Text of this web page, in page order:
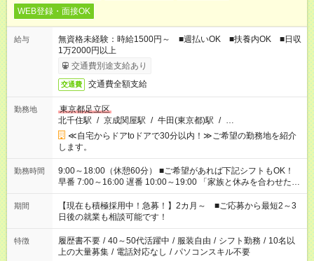
WEB登録・面接OK
給与
無資格未経験：時給1500円～ ■週払いOK ■扶養内OK ■日収
1万2000円以上
交通費別途支給あり
交通費 交通費全額支給
勤務地
東京都足立区
北千住駅 / 京成関屋駅 / 牛田(東京都)駅 / …
≪自宅からドアtoドアで30分以内！≫ご希望の勤務地を紹介
します。
勤務時間
9:00～18:00（休憩60分） ■ご希望があれば下記シフトもOK！
早番 7:00～16:00 遅番 10:00～19:00 「家族と休みを合わせた
い」 「余裕を持って夕飯の準備がしたい」 「できれば残業はし
たくない」 など、ご希望を教えてくださいね。 ※Wワーク希望
の方へ 今ご覧のお仕事で希望する勤務時間と、もう1つのお仕事
の勤務時間。 合計で週40時間を超える場合は応募できません。
期間
【現在も積極採用中！急募！】2カ月～ ■ご応募から最短2～3
日後の就業も相談可能です！
特徴 履歴書不要 / 40～50代活躍中 / 服装自由 / シフト勤務 / 10名以
上の大量募集 / 電話対応なし / パソコンスキル不要